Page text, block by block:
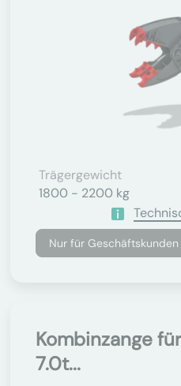
Trägergewicht
1800 - 2200 kg
Nur für Geschäftskunden
Kombinzange
7.0t...